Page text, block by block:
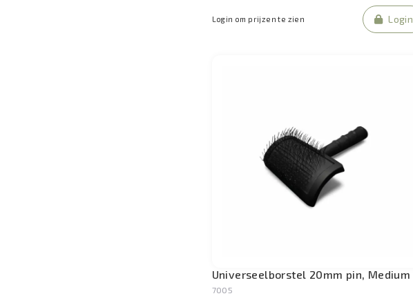
Login om prijzen te zien Login
Universeelborstel 20mm pin, Medium
7005